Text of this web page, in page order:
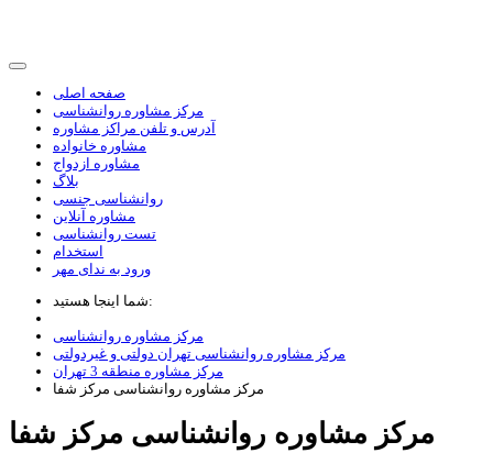
صفحه اصلی
مرکز مشاوره روانشناسی
آدرس و تلفن مراکز مشاوره
مشاوره خانواده
مشاوره ازدواج
بلاگ
روانشناسی جنسی
مشاوره آنلاین
تست روانشناسی
استخدام
ورود به ندای مهر
شما اینجا هستید:
مرکز مشاوره روانشناسی
مرکز مشاوره روانشناسی تهران دولتی و غیردولتی
مرکز مشاوره منطقه 3 تهران
مرکز مشاوره روانشناسی مرکز شفا
مرکز مشاوره روانشناسی مرکز شفا